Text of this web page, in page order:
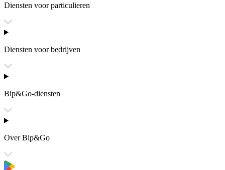
Diensten voor particulieren
Diensten voor bedrijven
Bip&Go-diensten
Over Bip&Go